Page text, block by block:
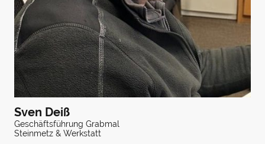
Sven Deiß
Geschäftsführung Grabmal
Steinmetz & Werkstatt